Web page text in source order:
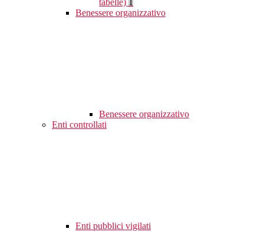
tabelle)
Benessere organizzativo
Benessere organizzativo
Enti controllati
Enti pubblici vigilati